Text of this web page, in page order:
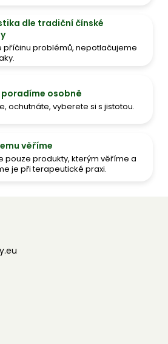
dle tradiční čínské
příčinu problémů, nepotlačujeme
osobně
ochutnáte, vyberete si s jistotou.
věříme
pouze produkty, kterým věříme a
je při terapeutické praxi.